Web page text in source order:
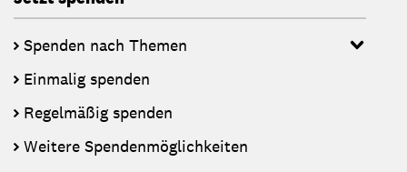
Spenden nach Themen
Einmalig spenden
Regelmäßig spenden
Weitere Spendenmöglichkeiten